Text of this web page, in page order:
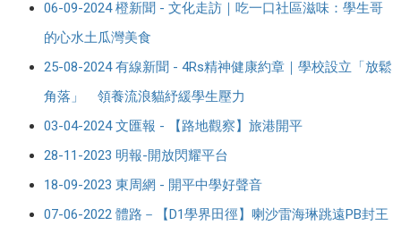
06-09-2024 橙新聞 - 文化走訪｜吃一口社區滋味：學生哥
的心水土瓜灣美食
25-08-2024 有線新聞 - 4Rs精神健康約章｜學校設立「放鬆
角落」 領養流浪貓紓緩學生壓力
03-04-2024 文匯報 - 【路地觀察】旅港開平
28-11-2023 明報-開放閃耀平台
18-09-2023 東周網 - 開平中學好聲音
07-06-2022 體路－【D1學界田徑】喇沙雷海琳跳遠PB封王